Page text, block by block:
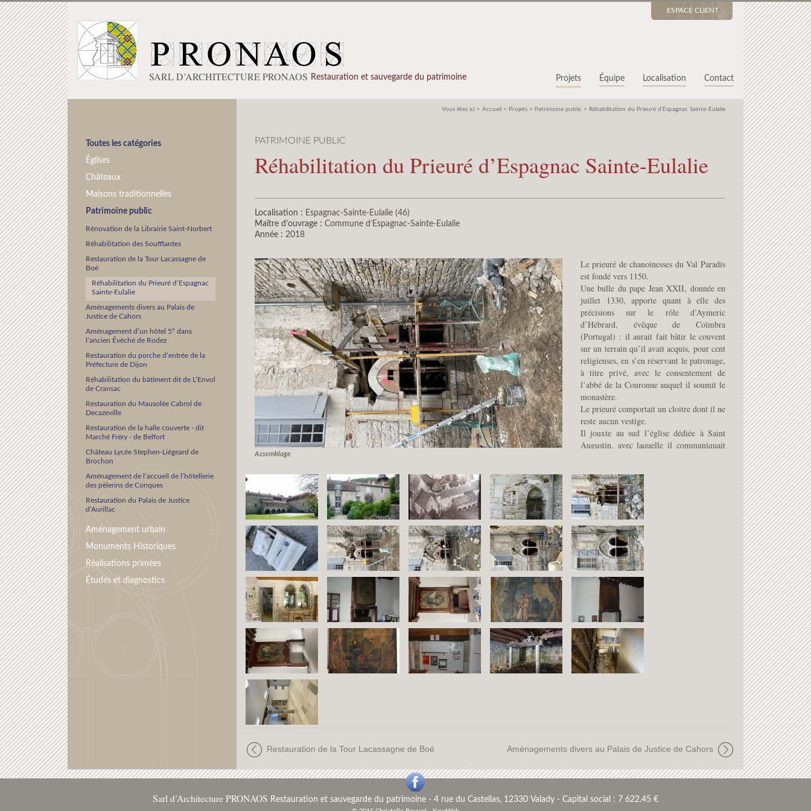
ESPACE CLIENT
SARL D’ARCHITECTURE PRONAOS Restauration et sauvegarde du patrimoine Projets Équipe Localisation Contact
Toutes les catégories
Églises
Châteaux
Maisons traditionnelles
Patrimoine public
Rénovation de la Librairie Saint-Norbert
Réhabilitation des Soufflantes
Restauration de la Tour Lacassagne de
Boé
Réhabilitation du Prieuré d’Espagnac
Sainte-Eulalie
Aménagements divers au Palais de
Justice de Cahors
Aménagement d’un hôtel 5* dans
l’ancien Évêché de Rodez
Restauration du porche d’entrée de la
Préfecture de Dijon
Réhabilitation du bâtiment dit de L’Envol
de Cransac
Restauration du Mausolée Cabrol de
Decazeville
Restauration de la halle couverte - dit
Marché Fréry - de Belfort
Château Lycée Stephen-Liégeard de
Brochon
Aménagement de l’accueil de l’hôtellerie
des pèlerins de Conques
Restauration du Palais de Justice
d’Aurillac
Aménagement urbain
Monuments Historiques
Réalisations primées
Études et diagnostics
Vous êtes ici > Accueil > Projets > Patrimoine public > Réhabilitation du Prieuré d’Espagnac Sainte-Eulalie
PATRIMOINE PUBLIC
Réhabilitation du Prieuré d’Espagnac Sainte-Eulalie
Localisation : Espagnac-Sainte-Eulalie (46)
Maître d’ouvrage : Commune d’Espagnac-Sainte-Eulalie
Année : 2018
Assemblage
Le prieuré de chanoinesses du Val Paradis
est fondé vers 1150.
Une bulle du pape Jean XXII, donnée en
juillet 1330, apporte quant à elle des
précisions sur le rôle d’Aymeric
d’Hébrard, évêque de Coïmbra
(Portugal) : il aurait fait bâtir le couvent
sur un terrain qu’il avait acquis, pour cent
religieuses, en s’en réservant le patronage,
à titre privé, avec le consentement de
l’abbé de la Couronne auquel il soumit le
monastère.
Le prieuré comportait un cloitre dont il ne
reste aucun vestige.
Il jouxte au sud l’église dédiée à Saint
Augustin, avec laquelle il communiquait
au 18° siècle, modification des niveaux de
planchers, démolition de voûtes dont il
subsiste les naissances dans les parties
basses.
La restauration réhabilitation doit
permettre d’accueillir les pèlerins du
chemin de St Jacques de Compostelle et
de rénover les logements.
La très belle baie géminée sera restaurée.
Aménagements divers au Palais de Justice de Cahors
Restauration de la Tour Lacassagne de Boé
Sarl d’Architecture PRONAOS Restauration et sauvegarde du patrimoine - 4 rue du Castellas, 12330 Valady - Capital social : 7 622.45 €